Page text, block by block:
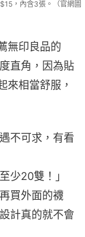
，內含3張。（官網圖
無印良品的
直角，因為貼
來相當舒服，
不可求，有看
少20雙！」
買外面的襪
計真的就不會